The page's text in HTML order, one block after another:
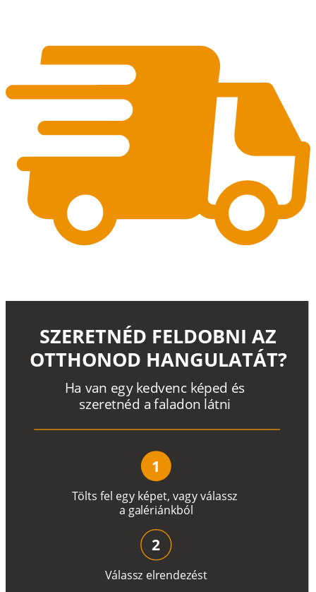
Tölts fel egy képet, vagyválassz
a galériánkból
Ha van egy kedvenc képed és
szeretnéd a faladon látni
SZERETNÉD FELDOBNI AZ
OTTHONOD HANGULATÁT?
1
Válassz elrendezést
2